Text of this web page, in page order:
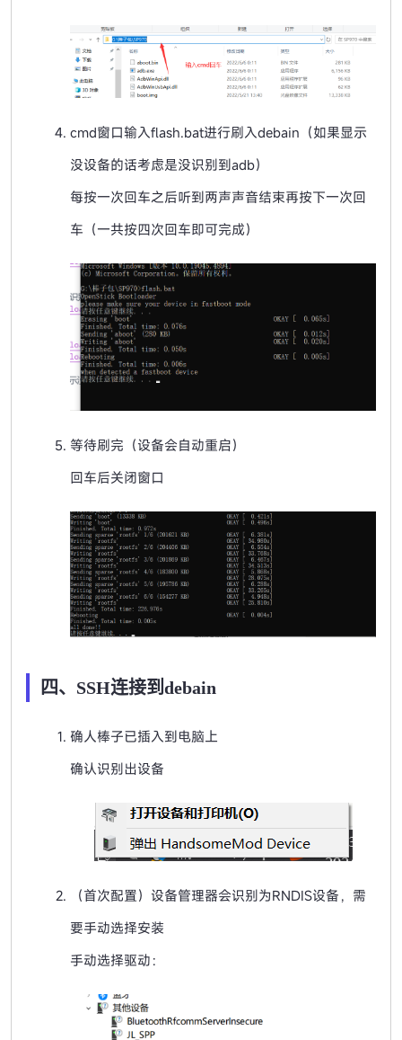
cmd窗口输入flash.bat进行刷入debain（如果显示
没设备的话考虑是没识别到adb）
每按一次回车之后听到两声声音结束再按下一次回
车（一共按四次回车即可完成）
等待刷完（设备会自动重启）
回车后关闭窗口
四、SSH连接到debain
确人棒子已插入到电脑上
确认识别出设备
（首次配置）设备管理器会识别为RNDIS设备，需
要手动选择安装
手动选择驱动：